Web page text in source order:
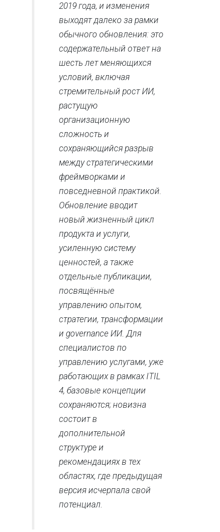
2019 года, и изменения
выходят далеко за рамки
обычного обновления: это
содержательный ответ на
шесть лет меняющихся
условий, включая
стремительный рост ИИ,
растущую
организационную
сложность и
сохраняющийся разрыв
между стратегическими
фреймворками и
повседневной практикой.
Обновление вводит
новый жизненный цикл
продукта и услуги,
усиленную систему
ценностей, а также
отдельные публикации,
посвящённые
управлению опытом,
стратегии, трансформации
и governance ИИ. Для
специалистов по
управлению услугами, уже
работающих в рамках ITIL
4, базовые концепции
сохраняются; новизна
состоит в
дополнительной
структуре и
рекомендациях в тех
областях, где предыдущая
версия исчерпала свой
потенциал.